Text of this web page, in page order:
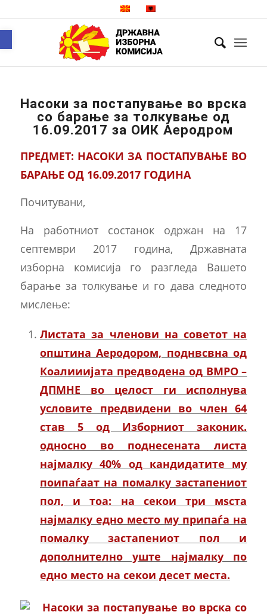
Насоки за постапување во врска
со барање за толкување од
16.09.2017 за ОИК Аеродром
ПРЕДМЕТ: НАСОКИ ЗА ПОСТАПУВАЊЕ ВО
БАРАЊЕ ОД 16.09.2017 ГОДИНА
Почитувани,
На работниот состанок одржан на 17
септември 2017 година, Државната
изборна комисија го разгледа Вашето
барање за толкување и го дава следното
мислење:
Листата за членови на советот на
општина Аеродором, поднвсвна од
Коалииијата предводена од ВМРО –
ДПМНЕ во целост ги исполнува
условите предвидени во член 64
став 5 од Изборниот законик.
односно во поднесената листа
најмалку 40% од кандидатите му
поипаѓаат на помалку застапениот
пол, и тоа: на секои три мѕста
најмалку едно место му припаѓа на
помалку застапениот пол и
дополнително уште најмалку по
едно место на секои десет места.
Насоки за постапување во врска со
Open toolbar